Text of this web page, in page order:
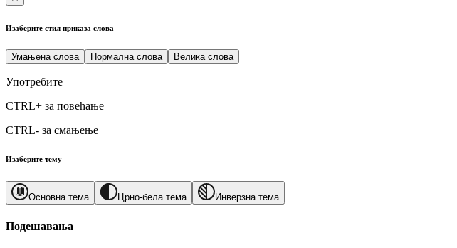
Изаберите стил приказа слова
Умањена слова Нормална слова Велика слова
Употребите
CTRL+ за повећање
CTRL- за смањење
Изаберите тему
Основна тема Црно-бела тема Инверзна тема
Подешавања